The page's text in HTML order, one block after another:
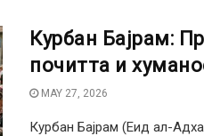
Курбан Бајрам:
почитта и
MAY 27, 2026
Курбан Бајрам (Еид ал-